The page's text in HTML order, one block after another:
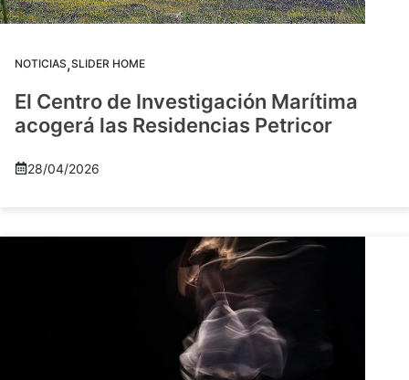
NOTICIAS,SLIDER HOME
El Centro de Investigación Marítima
acogerá las Residencias Petricor
28/04/2026